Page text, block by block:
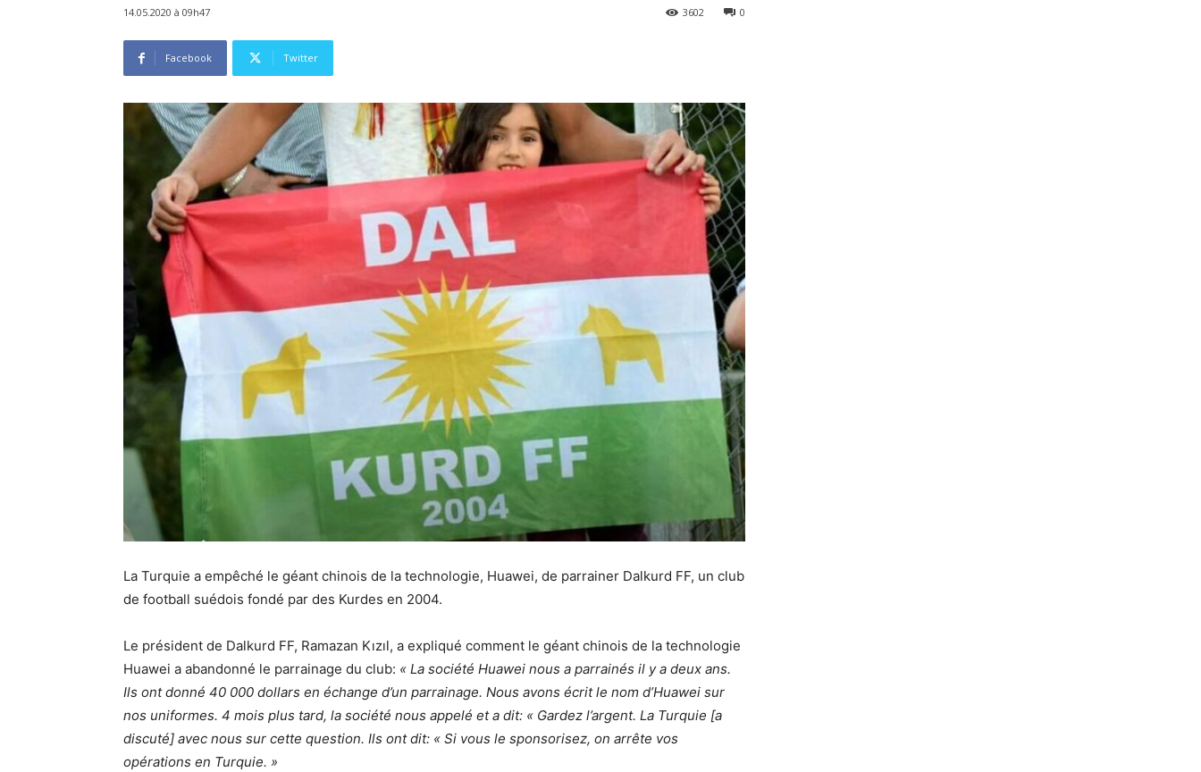
14.05.2020 à 09h47 0
3602
Facebook Twitter
La Turquie a empêché le géant chinois de la technologie, Huawei, de parrainer Dalkurd FF, un club
de football suédois fondé par des Kurdes en 2004.
Le président de Dalkurd FF, Ramazan Kızıl, a expliqué comment le géant chinois de la technologie
Huawei a abandonné le parrainage du club: « La société Huawei nous a parrainés il y a deux ans.
Ils ont donné 40 000 dollars en échange d’un parrainage. Nous avons écrit le nom d’Huawei sur
nos uniformes. 4 mois plus tard, la société nous appelé et a dit: « Gardez l’argent. La Turquie [a
discuté] avec nous sur cette question. Ils ont dit: « Si vous le sponsorisez, on arrête vos
opérations en Turquie. »